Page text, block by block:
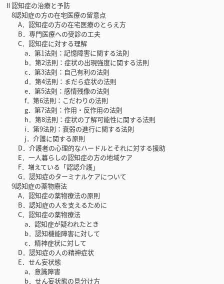
Ⅱ認知症の治療と予防
8認知症の方の在宅医療の留意点
A．認知症の方の在宅医療のとらえ方
B．専門医療への受診の工夫
C．認知症に対する理解
a．第1法則：記憶障害に関する法則
b．第2法則：症状の出現強度に関する法則
c．第3法則：自己有利の法則
d．第4法則：まだら症状の法則
e．第5法則：感情残像の法則
f．第6法則：こだわりの法則
g．第7法則：作用・反作用の法則
h．第8法則：症状の了解可能性に関する法則
i．第9法則：衰弱の進行に関する法則
j．介護に関する原則
D．介護者の心理的なハードルとそれに対する援助
E．一人暮らしの認知症の方の地域ケア
F．増えている「認認介護」
G．認知症のターミナルケアについて
9認知症の薬物療法
A．認知症の薬物療法の原則
B．認知症の人を支えるために
C．認知症の薬物療法
a．認知症が疑われたとき
b．認知機能障害に対して
c．精神症状に対して
D．認知症の人の精神症状
E．せん妄状態
a．意識障害
b．せん妄状態の見分け方